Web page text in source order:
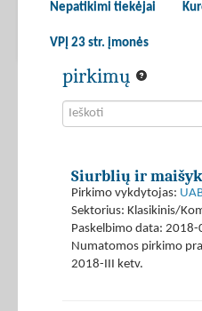
Nepatikimi tiekėjai
VPĮ 23 str. įmonės
pirkimų
Siurblių ir
Pirkimo vykdytojas:
Sektorius: Klasikinis/
Paskelbimo data:
Numatomos pirkimo
2018-III ketv.